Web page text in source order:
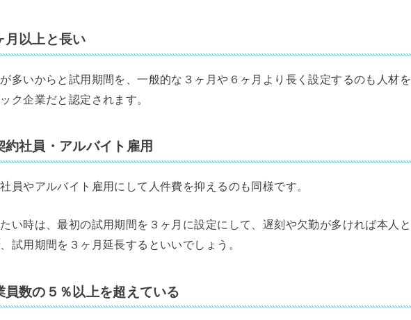
月以上と長い
多いからと試用期間を、一般的な３ヶ月や６ヶ月より長く設定するのも人材を
ク企業だと認定されます。
約社員・アルバイト雇用
員やアルバイト雇用にして人件費を抑えるのも同様です。
い時は、最初の試用期間を３ヶ月に設定にして、遅刻や欠勤が多ければ本人と
試用期間を３ヶ月延長するといいでしょう。
員数の５％以上を超えている